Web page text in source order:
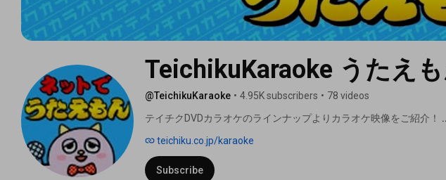
TeichikuKaraoke うたえ
@TeichikuKaraoke • 4.95K subscribers • 78 videos
テイチクDVDカラオケのラインナップよりカラオケ映像をご紹介！
teichiku.co.jp/karaoke
Subscribe